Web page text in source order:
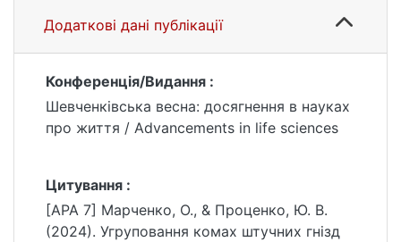
Додаткові дані публікації
Конференція/Видання :
Шевченківська весна: досягнення в науках
про життя / Advancements in life sciences
Цитування :
[APA 7] Марченко, О., & Проценко, Ю. В.
(2024). Угруповання комах штучних гнізд